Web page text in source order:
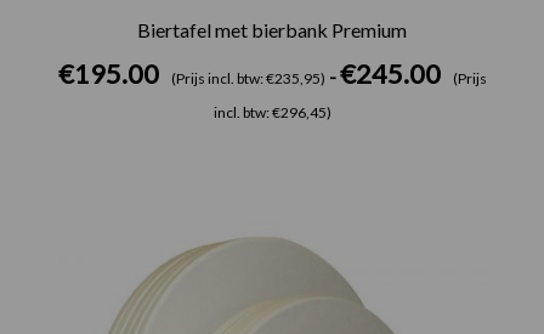
Biertafel met bierbank Premium
€195.00 (Prijs incl. btw: €235,95) - €245.00
(Prijs
incl. btw: €296,45)